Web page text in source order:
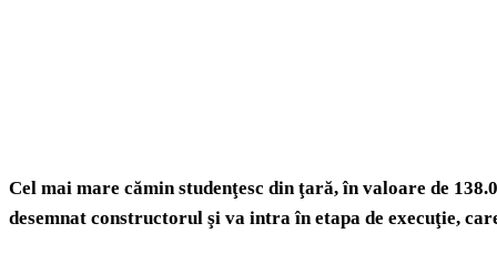
Cel mai mare cămin studenţesc din ţară, în valoare de
desemnat constructorul şi va intra în etapa de execuţie,